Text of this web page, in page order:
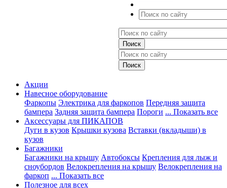
Акции
Навесное оборудование
Фаркопы Электрика для фаркопов Передняя защита
бампера Задняя защита бампера Пороги ... Показать все
Аксессуары для ПИКАПОВ
Дуги в кузов Крышки кузова Вставки (вкладыши) в
кузов
Багажники
Багажники на крышу Автобоксы Крепления для лыж и
сноубордов Велокрепления на крышу Велокрепления на
фаркоп ... Показать все
Полезное для всех